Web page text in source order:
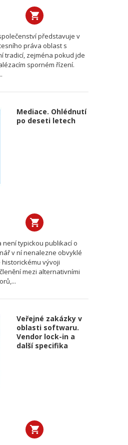
představuje v
práva oblast s
tradicí, zejména pokud jde
sporném řízení.
Mediace. Ohlédnutí
po deseti letech
typickou publikací o
v ní nenalezne obvyklé
vývoji
mezi alternativními
Veřejné zakázky v
oblasti softwaru.
Vendor lock-in a
další specifika